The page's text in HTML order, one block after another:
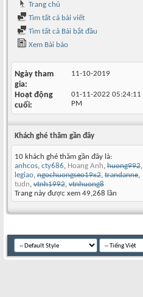
Trang chủ
Tìm tất cả bài viết
Tìm tất cả Bài bắt đầu
Xem Bài báo
Ngày tham
gia
11-10-2019
Hoạt động
cuối
01-11-2022 05:24:11
PM
Khách ghé thăm gần đây
10 khách ghé thăm gần đây là:
anhcos, cty686, Hoang Anh, huong992,
legiao, ngochuongseo19x2, trandanne,
tudn, vtnh1992, vtnhuong8
Trang này được xem 49,268 lần